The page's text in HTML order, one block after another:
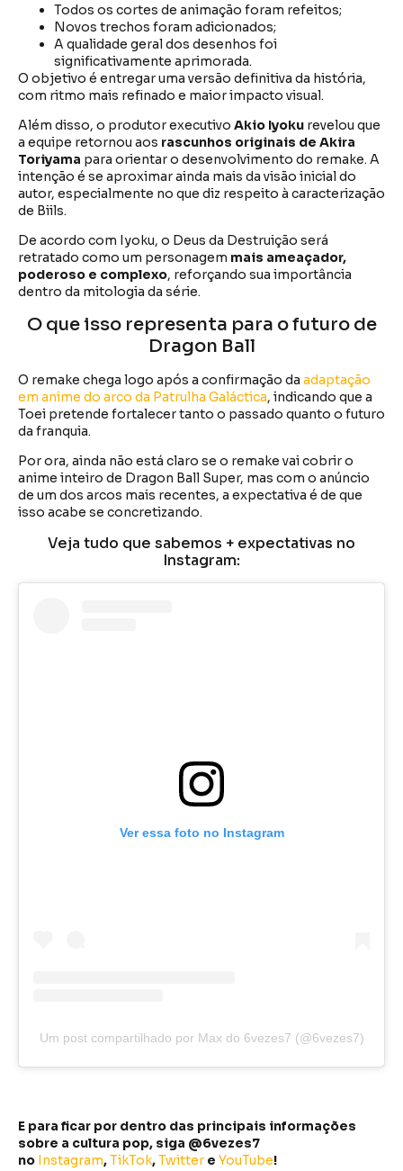
Todos os cortes de animação foram refeitos;
Novos trechos foram adicionados;
A qualidade geral dos desenhos foi
significativamente aprimorada.
O objetivo é entregar uma versão definitiva da história,
com ritmo mais refinado e maior impacto visual.
Além disso, o produtor executivo Akio Iyoku revelou que
a equipe retornou aos rascunhos originais de Akira
Toriyama para orientar o desenvolvimento do remake. A
intenção é se aproximar ainda mais da visão inicial do
autor, especialmente no que diz respeito à caracterização
de Biils.
De acordo com Iyoku, o Deus da Destruição será
retratado como um personagem mais ameaçador,
poderoso e complexo, reforçando sua importância
dentro da mitologia da série.
O que isso representa para o futuro de
Dragon Ball
O remake chega logo após a confirmação da adaptação
em anime do arco da Patrulha Galáctica, indicando que a
Toei pretende fortalecer tanto o passado quanto o futuro
da franquia.
Por ora, ainda não está claro se o remake vai cobrir o
anime inteiro de Dragon Ball Super, mas com o anúncio
de um dos arcos mais recentes, a expectativa é de que
isso acabe se concretizando.
Veja tudo que sabemos + expectativas no
Instagram:
Ver essa foto no Instagram
Um post compartilhado por Max do 6vezes7 (@6vezes7)
E para ficar por dentro das principais informações
sobre a cultura pop, siga @6vezes7
no Instagram,TikTok,Twitter e YouTube!